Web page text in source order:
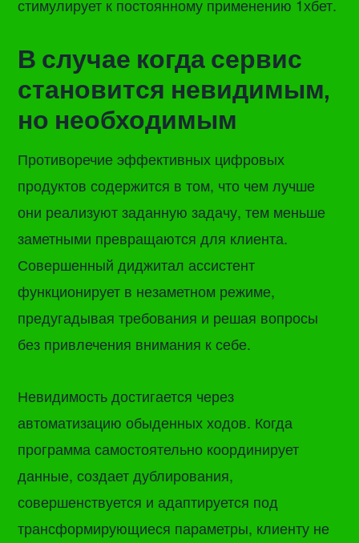
стимулирует к постоянному применению 1хбет.
В случае когда сервис
становится невидимым,
но необходимым
Противоречие эффективных цифровых
продуктов содержится в том, что чем лучше
они реализуют заданную задачу, тем меньше
заметными превращаются для клиента.
Совершенный диджитал ассистент
функционирует в незаметном режиме,
предугадывая требования и решая вопросы
без привлечения внимания к себе.
Невидимость достигается через
автоматизацию обыденных ходов. Когда
программа самостоятельно координирует
данные, создает дублирования,
совершенствуется и адаптируется под
трансформирующиеся параметры, клиенту не